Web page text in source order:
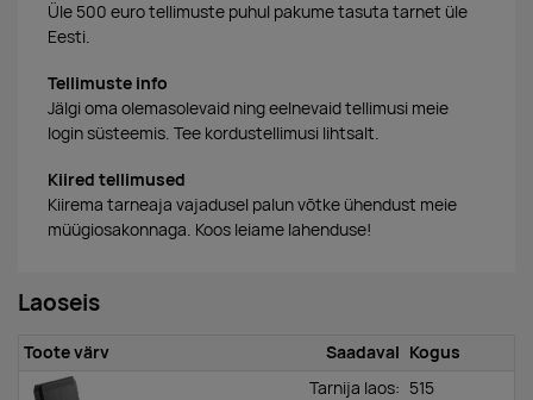
Üle 500 euro tellimuste puhul pakume tasuta tarnet üle
Eesti.
Tellimuste info
Jälgi oma olemasolevaid ning eelnevaid tellimusi meie
login süsteemis. Tee kordustellimusi lihtsalt.
Kiired tellimused
Kiirema tarneaja vajadusel palun võtke ühendust meie
müügiosakonnaga. Koos leiame lahenduse!
Laoseis
Toote värv Saadaval Kogus
Tarnija laos: 515